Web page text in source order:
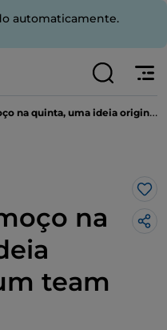
automaticamente.
uma ideia original para um team building
na
team